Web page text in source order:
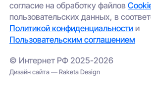
согласие на обработку файлов
пользовательских данных, в
Политикой конфиденциальности и
Пользовательским соглашением
© Интернет РФ 2025-2026
Дизайн сайта — Raketa Design